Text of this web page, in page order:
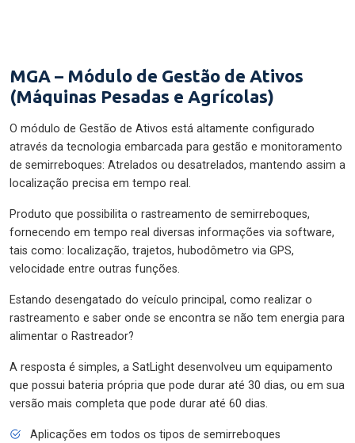
MGA – Módulo de Gestão de Ativos
(Máquinas Pesadas e Agrícolas)
O módulo de Gestão de Ativos está altamente configurado
através da tecnologia embarcada para gestão e monitoramento
de semirreboques: Atrelados ou desatrelados, mantendo assim a
localização precisa em tempo real.
Produto que possibilita o rastreamento de semirreboques,
fornecendo em tempo real diversas informações via software,
tais como: localização, trajetos, hubodômetro via GPS,
velocidade entre outras funções.
Estando desengatado do veículo principal, como realizar o
rastreamento e saber onde se encontra se não tem energia para
alimentar o Rastreador?
A resposta é simples, a SatLight desenvolveu um equipamento
que possui bateria própria que pode durar até 30 dias, ou em sua
versão mais completa que pode durar até 60 dias.
Aplicações em todos os tipos de semirreboques